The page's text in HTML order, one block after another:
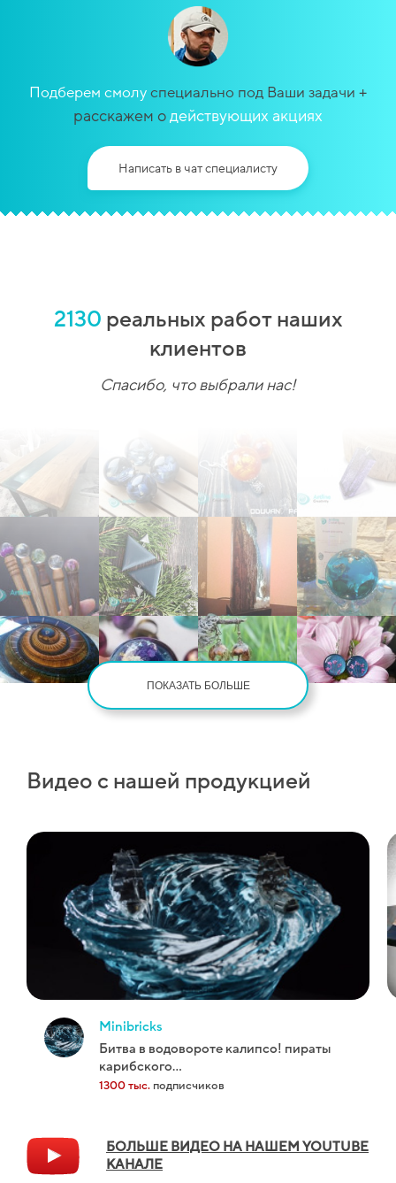
Подберем смолуспециально под Ваши задачи +
расскажем одействующих акциях
Написать в чат специалисту
2130 реальных работ наших
клиентов
Спасибо, что выбрали нас!
ПОКАЗАТЬ БОЛЬШЕ
Видео с нашей продукцией
minibricks
битва в водовороте калипсо! пираты
карибского...
1300 тыс. подписчиков
БОЛЬШЕ ВИДЕО НА НАШЕМ YOUTUBE
КАНАЛЕ